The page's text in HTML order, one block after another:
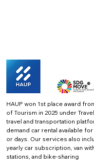
HAUP won 1st place award
of Tourism in 2025 under
travel and transportation
demand car rental available
or days. Our services also
yearly car subscription, van
stations, and bike-sharing